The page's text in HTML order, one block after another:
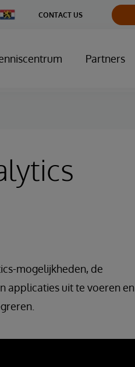
Change
Country
CONTACT US
Partners
mogelijkheden, de
applicaties uit te voeren